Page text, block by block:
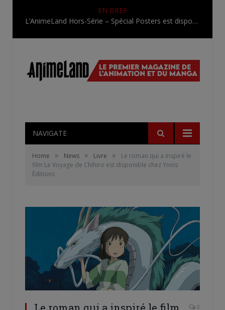
EN BREF
L’AnimeLand Hors-Série – Spécial Posters est disponible !
NAVIGATE
Home » News » Livre »
Le roman qui a inspiré le
film Le Voyage de Chihiro est disponible chez Ynnis
Éditions
0